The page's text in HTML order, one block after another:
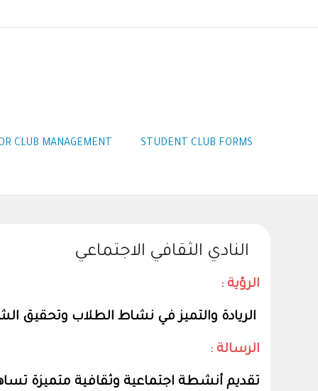
CLUB MANAGEMENT STUDENT CLUB FORMS
النادي الثقافي الاجتماعي
الرؤية :
الريادة والتميز في نشاط الطلاب وتحقيق
الرسالة :
تقديم أنشطة اجتماعية وثقافية متميزة